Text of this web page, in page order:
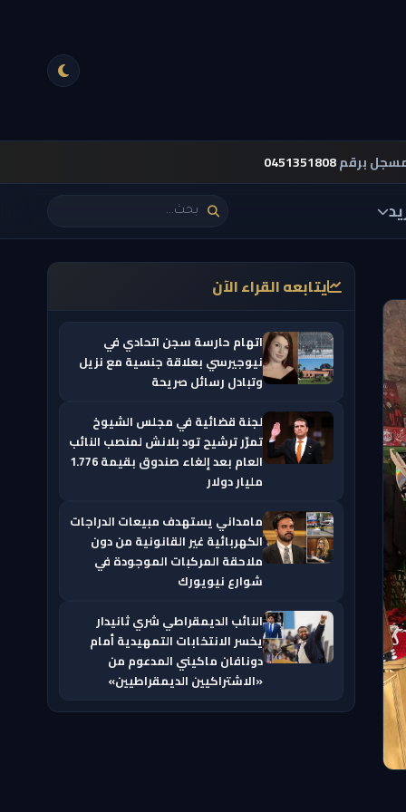
برقم0451351808
يتابعه القراء الآن
اتهام حارسة سجن اتحادي في
نيوجيرسي بعلاقة جنسية مع نزيل
وتبادل رسائل صريحة
لجنة قضائية في مجلس الشيوخ
تمرّر ترشيح تود بلانش لمنصب النائب
العام بعد إلغاء صندوق بقيمة 1.776
مليار دولار
مامداني يستهدف مبيعات الدراجات
الكهربائية غير القانونية من دون
ملاحقة المركبات الموجودة في
شوارع نيويورك
النائب الديمقراطي شري ثانيدار
يخسر الانتخابات التمهيدية أمام
دونافان ماكيني المدعوم من
«الاشتراكيين الديمقراطيين»